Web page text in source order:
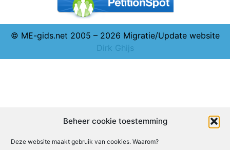
Beheer cookie toestemming
Deze website maakt gebruik van cookies. Waarom?
© ME-gids.net 2005 – 2026 Migratie/Update website
Dirk Ghijs